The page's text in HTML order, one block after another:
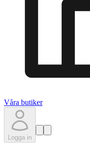
Våra butiker
Logga in